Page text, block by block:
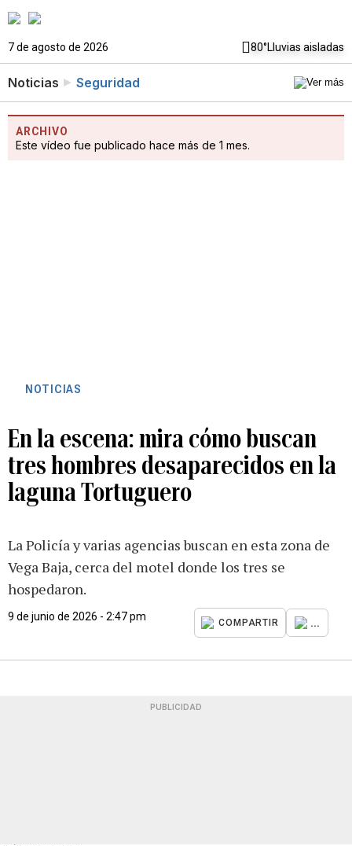
7 de agosto de 2026 80°Lluvias aisladas
Noticias Seguridad
ARCHIVO
Este vídeo fue publicado hace más de 1 mes.
NOTICIAS
En la escena: mira cómo buscan
tres hombres desaparecidos en la
laguna Tortuguero
La Policía y varias agencias buscan en esta zona de
Vega Baja, cerca del motel donde los tres se
hospedaron.
9 de junio de 2026 - 2:47 pm
COMPARTIR ...
PUBLICIDAD